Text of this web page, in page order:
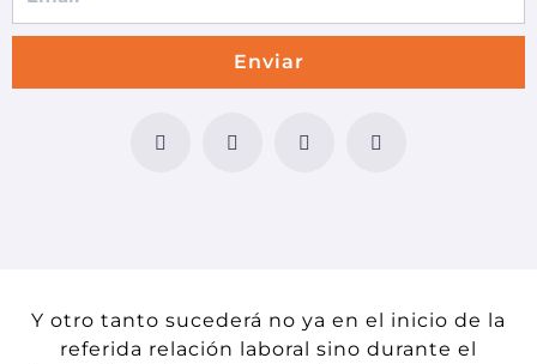
Enviar
a
w
o
s
n
Y otro tanto sucederá no ya en el inicio de la
referida relación laboral sino durante el